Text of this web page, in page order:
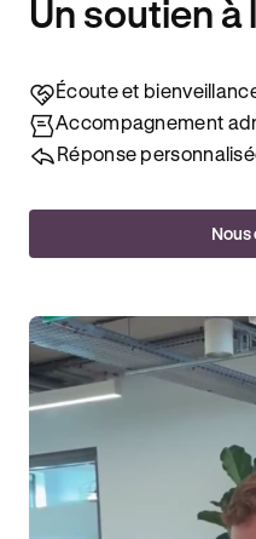
Un soutien
Écoute et
Accompagnement
Réponse